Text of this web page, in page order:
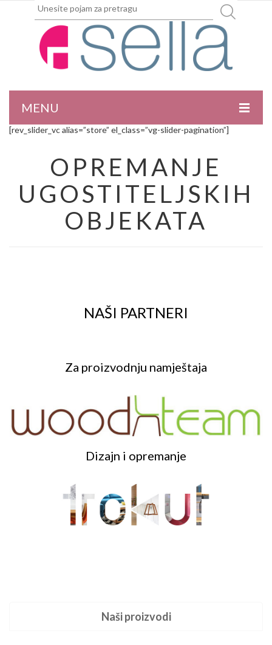
MENU
PROIZVODI
AKTUELNOSTI
[rev_slider_vc alias=”store” el_class=”vg-slider-pagination”]
OPREMANJE
UGOSTITELJSKIH
OBJEKATA
NAŠI PARTNERI
Za proizvodnju namještaja
Dizajn i opremanje
Naši proizvodi